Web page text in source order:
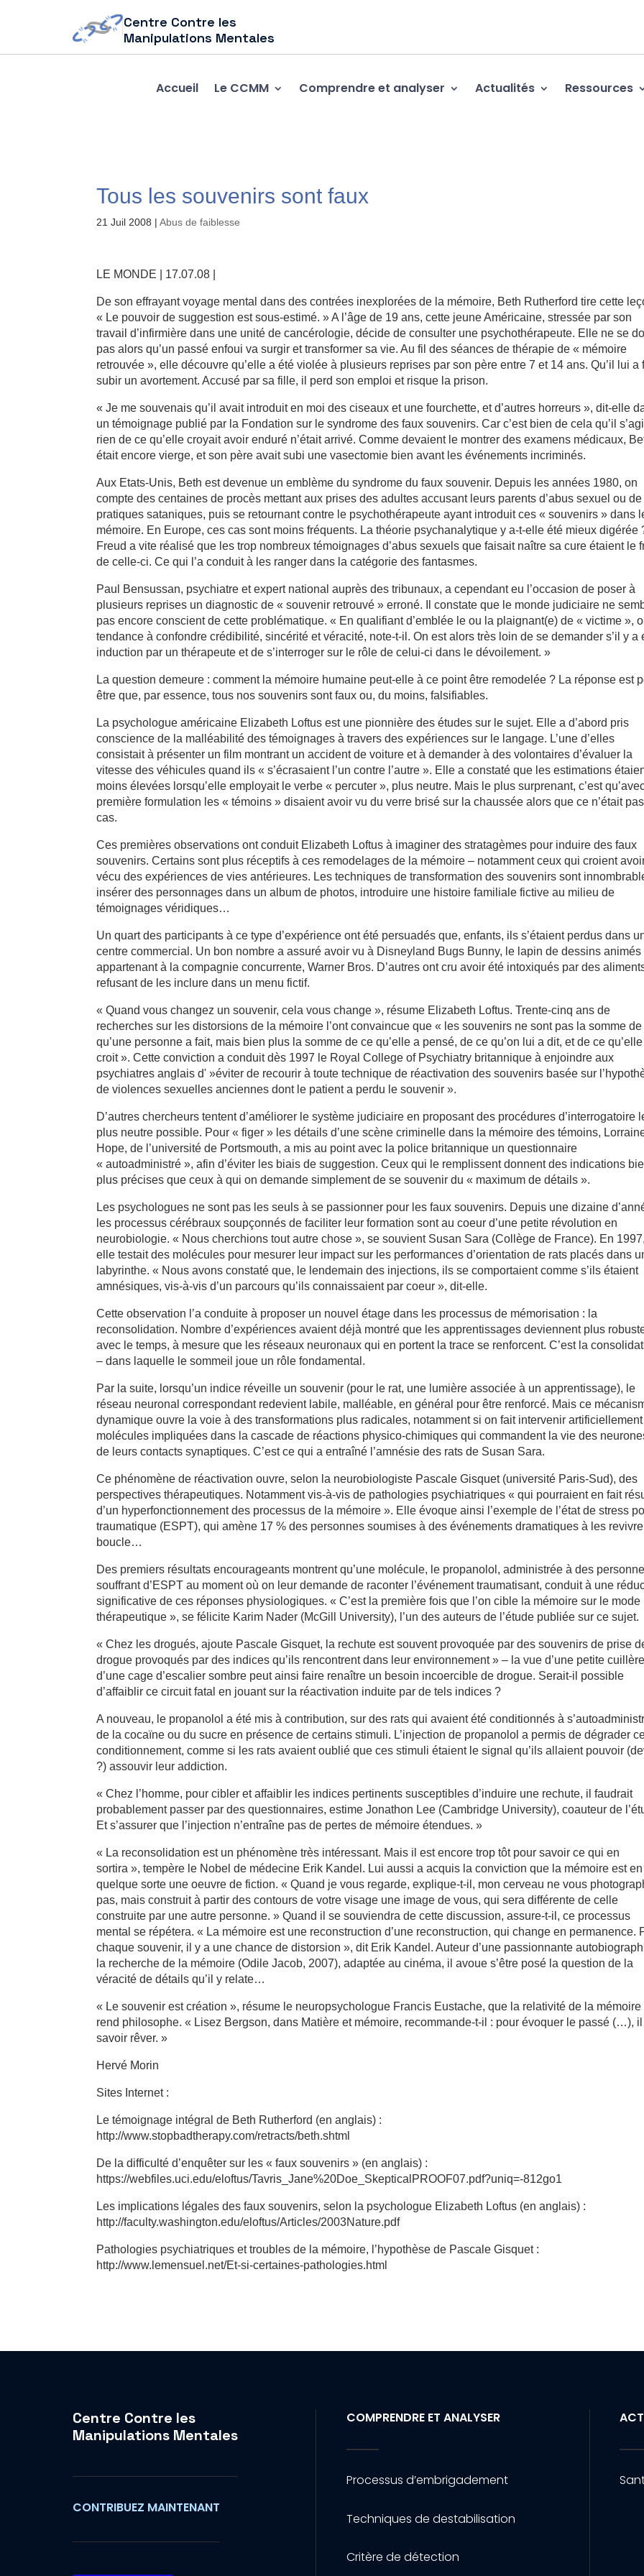
Centre Contre les
Manipulations Mentales
Accueil Le CCMM Comprendre et analyser Actualités Ressources
Tous les souvenirs sont faux
21 Juil 2008 |Abus de faiblesse
LE MONDE | 17.07.08 |
De son effrayant voyage mental dans des contrées inexplorées de la mémoire, Beth Rutherford tire cette
« Le pouvoir de suggestion est sous-estimé. » A l’âge de 19 ans, cette jeune Américaine, stressée par son
travail d’infirmière dans une unité de cancérologie, décide de consulter une psychothérapeute. Elle ne se
pas alors qu’un passé enfoui va surgir et transformer sa vie. Au fil des séances de thérapie de « mémoire
retrouvée », elle découvre qu’elle a été violée à plusieurs reprises par son père entre 7 et 14 ans. Qu’il lui a
subir un avortement. Accusé par sa fille, il perd son emploi et risque la prison.
« Je me souvenais qu’il avait introduit en moi des ciseaux et une fourchette, et d’autres horreurs », dit-elle
un témoignage publié par la Fondation sur le syndrome des faux souvenirs. Car c’est bien de cela qu’il
rien de ce qu’elle croyait avoir enduré n’était arrivé. Comme devaient le montrer des examens médicaux,
était encore vierge, et son père avait subi une vasectomie bien avant les événements incriminés.
Aux Etats-Unis, Beth est devenue un emblème du syndrome du faux souvenir. Depuis les années 1980, on
compte des centaines de procès mettant aux prises des adultes accusant leurs parents d’abus sexuel ou de
pratiques sataniques, puis se retournant contre le psychothérapeute ayant introduit ces « souvenirs » dans
mémoire. En Europe, ces cas sont moins fréquents. La théorie psychanalytique y a-t-elle été mieux digérée
Freud a vite réalisé que les trop nombreux témoignages d’abus sexuels que faisait naître sa cure étaient le
de celle-ci. Ce qui l’a conduit à les ranger dans la catégorie des fantasmes.
Paul Bensussan, psychiatre et expert national auprès des tribunaux, a cependant eu l’occasion de poser à
plusieurs reprises un diagnostic de « souvenir retrouvé » erroné. Il constate que le monde judiciaire ne
pas encore conscient de cette problématique. « En qualifiant d’emblée le ou la plaignant(e) de « victime »,
tendance à confondre crédibilité, sincérité et véracité, note-t-il. On est alors très loin de se demander s’il y a
induction par un thérapeute et de s’interroger sur le rôle de celui-ci dans le dévoilement. »
La question demeure : comment la mémoire humaine peut-elle à ce point être remodelée ? La réponse est
être que, par essence, tous nos souvenirs sont faux ou, du moins, falsifiables.
La psychologue américaine Elizabeth Loftus est une pionnière des études sur le sujet. Elle a d’abord pris
conscience de la malléabilité des témoignages à travers des expériences sur le langage. L’une d’elles
consistait à présenter un film montrant un accident de voiture et à demander à des volontaires d’évaluer la
vitesse des véhicules quand ils « s’écrasaient l’un contre l’autre ». Elle a constaté que les estimations
moins élevées lorsqu’elle employait le verbe « percuter », plus neutre. Mais le plus surprenant, c’est
première formulation les « témoins » disaient avoir vu du verre brisé sur la chaussée alors que ce n’était
cas.
Ces premières observations ont conduit Elizabeth Loftus à imaginer des stratagèmes pour induire des faux
souvenirs. Certains sont plus réceptifs à ces remodelages de la mémoire – notamment ceux qui croient
vécu des expériences de vies antérieures. Les techniques de transformation des souvenirs sont
insérer des personnages dans un album de photos, introduire une histoire familiale fictive au milieu de
témoignages véridiques…
Un quart des participants à ce type d’expérience ont été persuadés que, enfants, ils s’étaient perdus dans
centre commercial. Un bon nombre a assuré avoir vu à Disneyland Bugs Bunny, le lapin de dessins animés
appartenant à la compagnie concurrente, Warner Bros. D’autres ont cru avoir été intoxiqués par des
refusant de les inclure dans un menu fictif.
« Quand vous changez un souvenir, cela vous change », résume Elizabeth Loftus. Trente-cinq ans de
recherches sur les distorsions de la mémoire l’ont convaincue que « les souvenirs ne sont pas la somme de
qu’une personne a fait, mais bien plus la somme de ce qu’elle a pensé, de ce qu’on lui a dit, et de ce qu’elle
croit ». Cette conviction a conduit dès 1997 le Royal College of Psychiatry britannique à enjoindre aux
psychiatres anglais d' »éviter de recourir à toute technique de réactivation des souvenirs basée sur
de violences sexuelles anciennes dont le patient a perdu le souvenir ».
D’autres chercheurs tentent d’améliorer le système judiciaire en proposant des procédures d’interrogatoire
plus neutre possible. Pour « figer » les détails d’une scène criminelle dans la mémoire des témoins,
Hope, de l’université de Portsmouth, a mis au point avec la police britannique un questionnaire
« autoadministré », afin d’éviter les biais de suggestion. Ceux qui le remplissent donnent des indications
plus précises que ceux à qui on demande simplement de se souvenir du « maximum de détails ».
Les psychologues ne sont pas les seuls à se passionner pour les faux souvenirs. Depuis une dizaine
les processus cérébraux soupçonnés de faciliter leur formation sont au coeur d’une petite révolution en
neurobiologie. « Nous cherchions tout autre chose », se souvient Susan Sara (Collège de France). En 1997,
elle testait des molécules pour mesurer leur impact sur les performances d’orientation de rats placés dans
labyrinthe. « Nous avons constaté que, le lendemain des injections, ils se comportaient comme s’ils étaient
amnésiques, vis-à-vis d’un parcours qu’ils connaissaient par coeur », dit-elle.
Cette observation l’a conduite à proposer un nouvel étage dans les processus de mémorisation : la
reconsolidation. Nombre d’expériences avaient déjà montré que les apprentissages deviennent plus
avec le temps, à mesure que les réseaux neuronaux qui en portent la trace se renforcent. C’est la
– dans laquelle le sommeil joue un rôle fondamental.
Par la suite, lorsqu’un indice réveille un souvenir (pour le rat, une lumière associée à un apprentissage), le
réseau neuronal correspondant redevient labile, malléable, en général pour être renforcé. Mais ce
dynamique ouvre la voie à des transformations plus radicales, notamment si on fait intervenir
molécules impliquées dans la cascade de réactions physico-chimiques qui commandent la vie des
de leurs contacts synaptiques. C’est ce qui a entraîné l’amnésie des rats de Susan Sara.
Ce phénomène de réactivation ouvre, selon la neurobiologiste Pascale Gisquet (université Paris-Sud), des
perspectives thérapeutiques. Notamment vis-à-vis de pathologies psychiatriques « qui pourraient en fait
d’un hyperfonctionnement des processus de la mémoire ». Elle évoque ainsi l’exemple de l’état de stress
traumatique (ESPT), qui amène 17 % des personnes soumises à des événements dramatiques à les
boucle…
Des premiers résultats encourageants montrent qu’une molécule, le propanolol, administrée à des
souffrant d’ESPT au moment où on leur demande de raconter l’événement traumatisant, conduit à une
significative de ces réponses physiologiques. « C’est la première fois que l’on cible la mémoire sur le mode
thérapeutique », se félicite Karim Nader (McGill University), l’un des auteurs de l’étude publiée sur ce sujet.
« Chez les drogués, ajoute Pascale Gisquet, la rechute est souvent provoquée par des souvenirs de prise
drogue provoqués par des indices qu’ils rencontrent dans leur environnement » – la vue d’une petite
d’une cage d’escalier sombre peut ainsi faire renaître un besoin incoercible de drogue. Serait-il possible
d’affaiblir ce circuit fatal en jouant sur la réactivation induite par de tels indices ?
A nouveau, le propanolol a été mis à contribution, sur des rats qui avaient été conditionnés à
de la cocaïne ou du sucre en présence de certains stimuli. L’injection de propanolol a permis de dégrader
conditionnement, comme si les rats avaient oublié que ces stimuli étaient le signal qu’ils allaient pouvoir
?) assouvir leur addiction.
« Chez l’homme, pour cibler et affaiblir les indices pertinents susceptibles d’induire une rechute, il faudrait
probablement passer par des questionnaires, estime Jonathon Lee (Cambridge University), coauteur de
Et s’assurer que l’injection n’entraîne pas de pertes de mémoire étendues. »
« La reconsolidation est un phénomène très intéressant. Mais il est encore trop tôt pour savoir ce qui en
sortira », tempère le Nobel de médecine Erik Kandel. Lui aussi a acquis la conviction que la mémoire est en
quelque sorte une oeuvre de fiction. « Quand je vous regarde, explique-t-il, mon cerveau ne vous
pas, mais construit à partir des contours de votre visage une image de vous, qui sera différente de celle
construite par une autre personne. » Quand il se souviendra de cette discussion, assure-t-il, ce processus
mental se répétera. « La mémoire est une reconstruction d’une reconstruction, qui change en permanence.
chaque souvenir, il y a une chance de distorsion », dit Erik Kandel. Auteur d’une passionnante
la recherche de la mémoire (Odile Jacob, 2007), adaptée au cinéma, il avoue s’être posé la question de la
véracité de détails qu’il y relate…
« Le souvenir est création », résume le neuropsychologue Francis Eustache, que la relativité de la mémoire
rend philosophe. « Lisez Bergson, dans Matière et mémoire, recommande-t-il : pour évoquer le passé (…),
savoir rêver. »
Hervé Morin
Sites Internet :
Le témoignage intégral de Beth Rutherford (en anglais) :
http://www.stopbadtherapy.com/retracts/beth.shtml
De la difficulté d’enquêter sur les « faux souvenirs » (en anglais) :
https://webfiles.uci.edu/eloftus/Tavris_Jane%20Doe_SkepticalPROOF07.pdf?uniq=-812go1
Les implications légales des faux souvenirs, selon la psychologue Elizabeth Loftus (en anglais) :
http://faculty.washington.edu/eloftus/Articles/2003Nature.pdf
Pathologies psychiatriques et troubles de la mémoire, l’hypothèse de Pascale Gisquet :
http://www.lemensuel.net/Et-si-certaines-pathologies.html
Centre Contre les
Manipulations Mentales
CONTRIBUEZ MAINTENANT
COMPRENDRE ET ANALYSER
Processus d’embrigadement
Techniques de destabilisation
Critère de détection